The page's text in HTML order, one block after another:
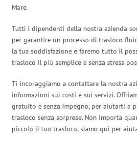
Mare.
Tutti i dipendenti della nostra azienda
per garantire un processo di trasloco
la tua soddisfazione e faremo tutto il
trasloco il più semplice e senza stress
Ti incoraggiamo a contattare la nostra
informazioni sui costi e sui servizi.
gratuito e senza impegno, per aiutarti a
trasloco senza sorprese. Non importa
piccolo il tuo trasloco, siamo qui per